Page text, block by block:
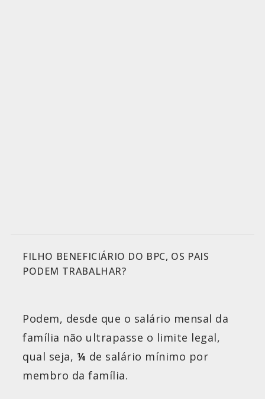
FILHO BENEFICIÁRIO DO BPC, OS PAIS
PODEM TRABALHAR?
Podem, desde que o salário mensal da
família não ultrapasse o limite legal,
qual seja, ¼ de salário mínimo por
membro da família.